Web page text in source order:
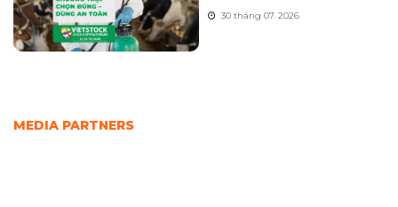
30 tháng 07. 2026
MEDIA PARTNERS